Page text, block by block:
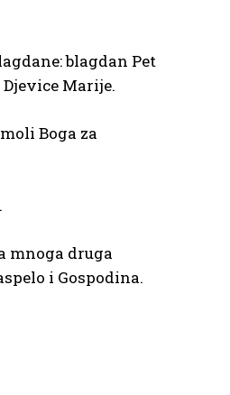
blagdan Pet
Marije.
Boga za
mnoga druga
i Gospodina.